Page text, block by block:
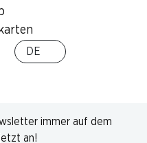
DE
immer auf dem
an!